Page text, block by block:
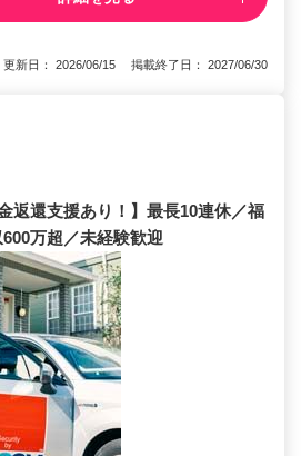
更新日： 2026/06/15 掲載終了日： 2027/06/30
返還支援あり！】最長10連休／福
万超／未経験歓迎